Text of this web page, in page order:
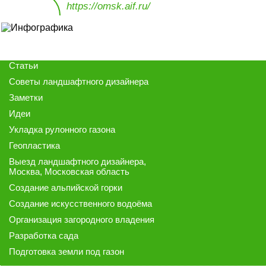
https://omsk.aif.ru/
Статьи
Советы ландшафтного дизайнера
Заметки
Идеи
Укладка рулонного газона
Геопластика
Выезд ландшафтного дизайнера,
Москва, Московская область
Создание альпийской горки
Создание искусственного водоёма
Организация загородного владения
Разработка сада
Подготовка земли под газон